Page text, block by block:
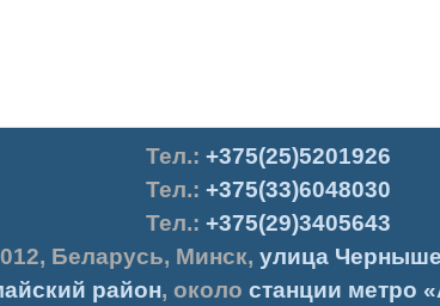
Тел.: +375(25)5201926
Тел.: +375(33)6048030
Тел.: +375(29)3405643
, Беларусь, Минск, улица
район, около станции метро